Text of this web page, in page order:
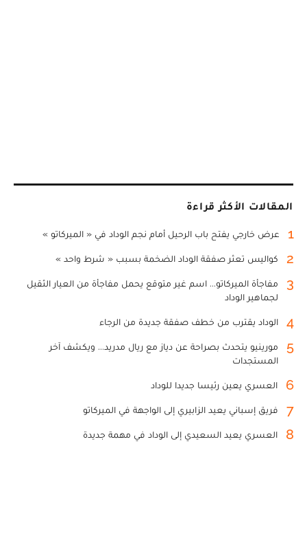
المقالات الأكثر قراءة
1 عرض خارجي يفتح باب الرحيل أمام نجم الوداد في « الميركاتو »
2 كواليس تعثر صفقة الوداد الضخمة بسبب « شرط واحد »
3
مفاجأة الميركاتو... اسم غير متوقع يحمل مفاجأة من العيار الثقيل
لجماهير الوداد
4 الوداد يقترب من خطف صفقة جديدة من الرجاء
5
مورينيو يتحدث بصراحة عن دياز مع ريال مدريد... ويكشف آخر
المستجدات
6 العسري يعين رئيسا جديدا للوداد
7 فريق إسباني يعيد الزابيري إلى الواجهة في الميركاتو
8 العسري يعيد السعيدي إلى الوداد في مهمة جديدة